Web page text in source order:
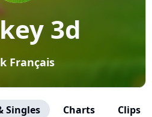
3d
Français
Singles Charts Clips